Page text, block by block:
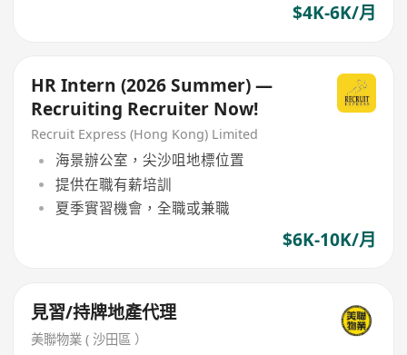
$4K-6K/月
HR Intern (2026 Summer) —
Recruiting Recruiter Now!
Recruit Express (Hong Kong) Limited
海景辦公室，尖沙咀地標位置
提供在職有薪培訓
夏季實習機會，全職或兼職
$6K-10K/月
見習/持牌地產代理
美聯物業 ( 沙田區 ）